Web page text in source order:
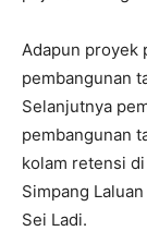
Adapun proyek
pembangunan
Selanjutnya
pembangunan
kolam retensi
Simpang
Sei Ladi.